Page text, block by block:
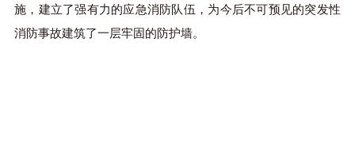
施，建立了强有力的应急消防队伍，为今后不可预见的突发性
消防事故建筑了一层牢固的防护墙。